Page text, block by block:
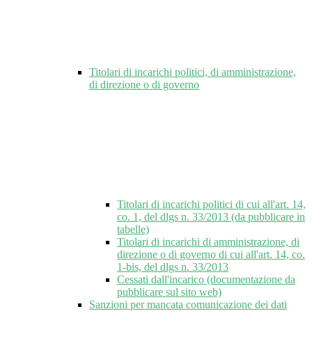
Titolari di incarichi politici, di amministrazione,
di direzione o di governo
Titolari di incarichi politici di cui all'art. 14,
co. 1, del dlgs n. 33/2013 (da pubblicare in
tabelle)
Titolari di incarichi di amministrazione, di
direzione o di governo di cui all'art. 14, co.
1-bis, del dlgs n. 33/2013
Cessati dall'incarico (documentazione da
pubblicare sul sito web)
Sanzioni per mancata comunicazione dei dati